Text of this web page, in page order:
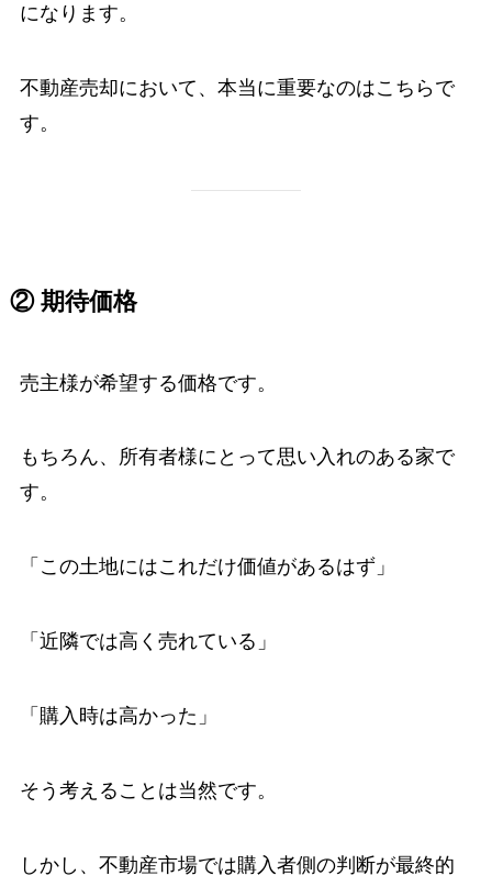
になります。
不動産売却において、本当に重要なのはこちらで
す。
② 期待価格
売主様が希望する価格です。
もちろん、所有者様にとって思い入れのある家で
す。
「この土地にはこれだけ価値があるはず」
「近隣では高く売れている」
「購入時は高かった」
そう考えることは当然です。
しかし、不動産市場では購入者側の判断が最終的